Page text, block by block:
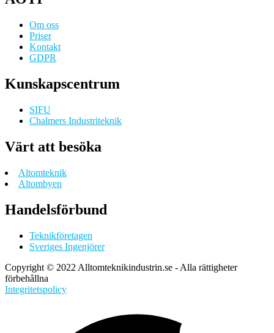
Om oss
Priser
Kontakt
GDPR
Kunskapscentrum
SIFU
Chalmers Industriteknik
Värt att besöka
Altomteknik
Altombyen
Handelsförbund
Teknikföretagen
Sveriges Ingenjörer
Copyright © 2022 Alltomteknikindustrin.se - Alla rättigheter
förbehållna
Integritetspolicy